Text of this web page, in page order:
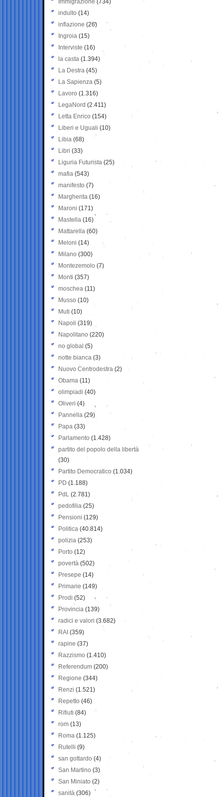
Immigrazione (734)
indulto (14)
inflazione (26)
Ingroia (15)
Interviste (16)
la casta (1.394)
La Destra (45)
La Sapienza (5)
Lavoro (1.316)
LegaNord (2.411)
Letta Enrico (154)
Liberi e Uguali (10)
Libia (68)
Libri (33)
Liguria Futurista (25)
mafia (543)
manifesto (7)
Margherita (16)
Maroni (171)
Mastella (16)
Mattarella (60)
Meloni (14)
Milano (300)
Montezemolo (7)
Monti (357)
moschea (11)
Musso (10)
Muti (10)
Napoli (319)
Napolitano (220)
no global (5)
notte bianca (3)
Nuovo Centrodestra (2)
Obama (11)
olimpiadi (40)
Oliveri (4)
Pannella (29)
Papa (33)
Parlamento (1.428)
partito del popolo della libertà
(30)
Partito Democratico (1.034)
PD (1.188)
PdL (2.781)
pedofilia (25)
Pensioni (129)
Politica (40.814)
polizia (253)
Porto (12)
povertà (502)
Presepe (14)
Primarie (149)
Prodi (52)
Provincia (139)
radici e valori (3.682)
RAI (359)
rapine (37)
Razzismo (1.410)
Referendum (200)
Regione (344)
Renzi (1.521)
Repetto (46)
Rifiuti (84)
rom (13)
Roma (1.125)
Rutelli (9)
san gottardo (4)
San Martino (3)
San Miniato (2)
sanità (306)